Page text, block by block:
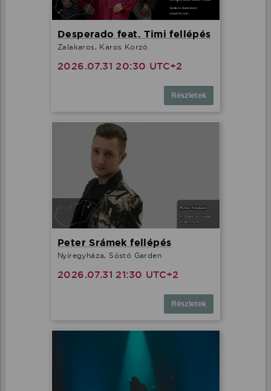
Desperado feat. Timi fellépés
Zalakaros, Karos Korzó
2026.07.31 20:30 UTC+2
Részletek
Peter Srámek fellépés
Nyíregyháza, Sóstó Garden
2026.07.31 21:30 UTC+2
Részletek